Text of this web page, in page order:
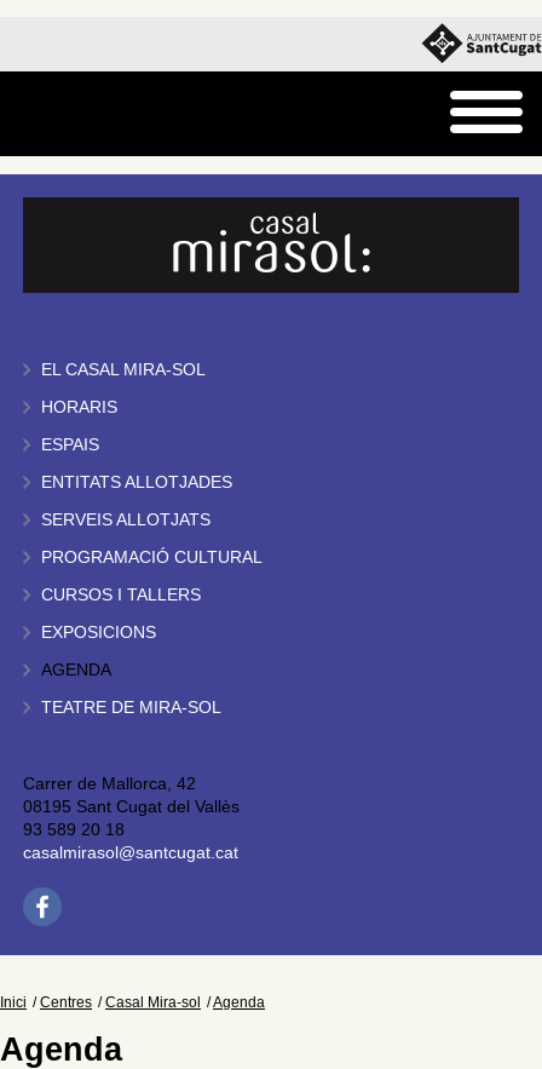
EL CASAL MIRA-SOL
HORARIS
ESPAIS
ENTITATS ALLOTJADES
SERVEIS ALLOTJATS
PROGRAMACIÓ CULTURAL
CURSOS I TALLERS
EXPOSICIONS
AGENDA
TEATRE DE MIRA-SOL
Carrer de Mallorca, 42
08195 Sant Cugat del Vallès
93 589 20 18
casalmirasol@santcugat.cat
Inici Centres Casal Mira-sol Agenda
Agenda